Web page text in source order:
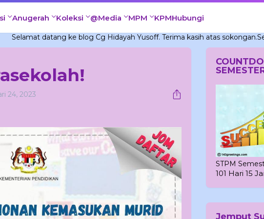
Anugerah Koleksi @Media MPM KPMHubungi
datang ke blog Cg Hidayah Yusoff. Terima kasih atas sokongan.Semoga
24, 2023
STPM
101 Hari 15
Jemput